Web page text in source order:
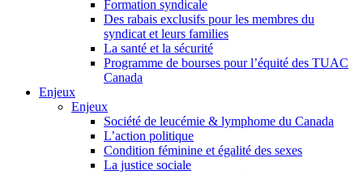
Formation syndicale
Des rabais exclusifs pour les membres du
syndicat et leurs families
La santé et la sécurité
Programme de bourses pour l’équité des TUAC
Canada
Enjeux
Enjeux
Société de leucémie & lymphome du Canada
L’action politique
Condition féminine et égalité des sexes
La justice sociale